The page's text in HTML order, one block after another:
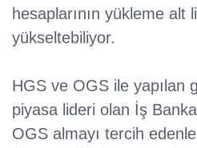
hesaplarının yükleme alt
yükseltebiliyor.
HGS ve OGS ile yapılan
piyasa lideri olan İş
OGS almayı tercih